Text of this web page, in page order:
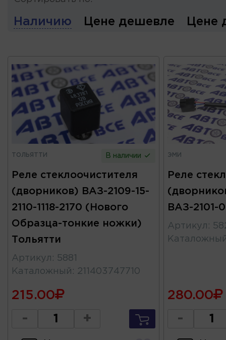
Наличию Цене дешевле Цене
ТОЛЬЯТТИ В наличии
Реле стеклоочистителя
(дворников) ВАЗ-2109-15-
2110-1118-2170 (Нового
Образца-тонкие ножки)
Тольятти
Артикул : 5881
Каталожный : 211403747710
215.00
- +
ЭМИ
Реле
ВАЗ-2101-
Артикул :
280.00
-